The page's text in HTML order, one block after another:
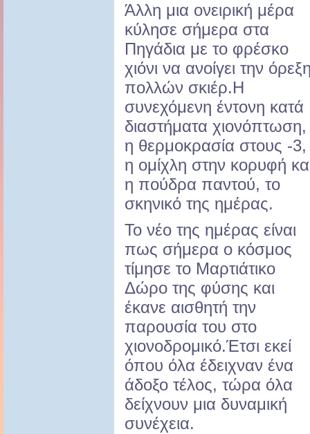
Άλλη μια ονειρική μέρα
κύλησε σήμερα στα
Πηγάδια με το φρέσκο
χιόνι να ανοίγει την
πολλών σκιέρ.Η
συνεχόμενη έντονη κατά
διαστήματα χιονόπτωση,
η θερμοκρασία στους -3,
η ομίχλη στην κορυφή
η πούδρα παντού, το
σκηνικό της ημέρας.
Το νέο της ημέρας είναι
πως σήμερα ο κόσμος
τίμησε το Μαρτιάτικο
Δώρο της φύσης και
έκανε αισθητή την
παρουσία του στο
χιονοδρομικό.Έτσι εκεί
όπου όλα έδειχναν ένα
άδοξο τέλος, τώρα όλα
δείχνουν μια δυναμική
συνέχεια.